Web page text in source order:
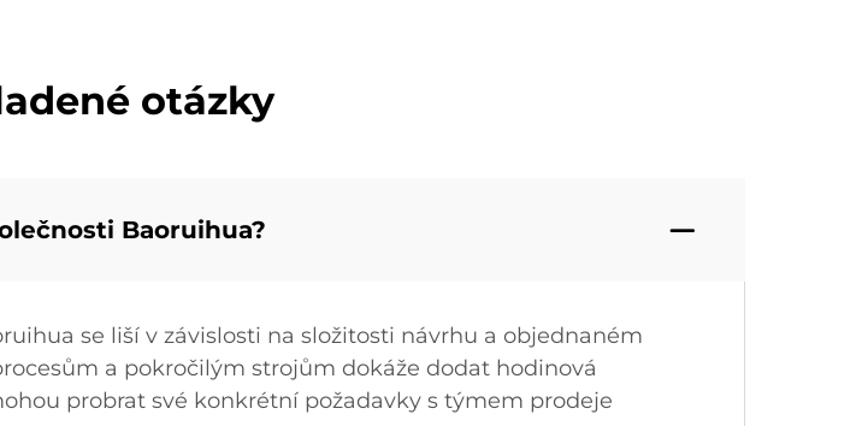
otázky
Baoruihua?
se liší v závislosti na složitosti návrhu a objednaném
a pokročilým strojům dokáže dodat hodinová
probrat své konkrétní požadavky s týmem prodeje